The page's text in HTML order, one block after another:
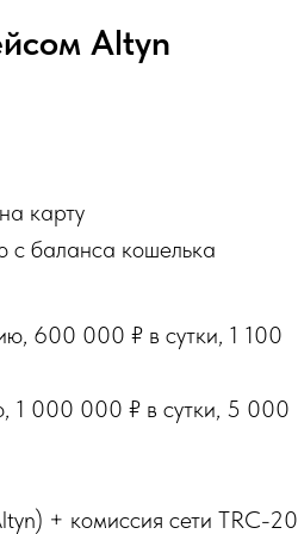
Altyn
карту
с баланса кошелька
600 000 ₽ в сутки, 1 100
1 000 000 ₽ в сутки, 5 000
+ комиссия сети TRC-20